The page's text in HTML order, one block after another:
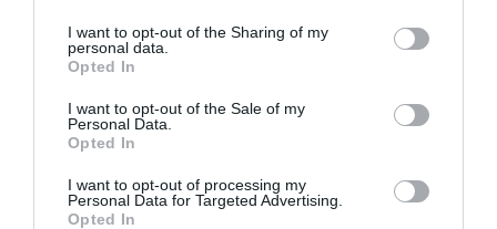
I want to opt-out of the Sharing of my
personal data.
Opted In
I want to opt-out of the Sale of my
Personal Data.
Opted In
I want to opt-out of processing my
Personal Data for Targeted Advertising.
Opted In
Índex2P
ACB